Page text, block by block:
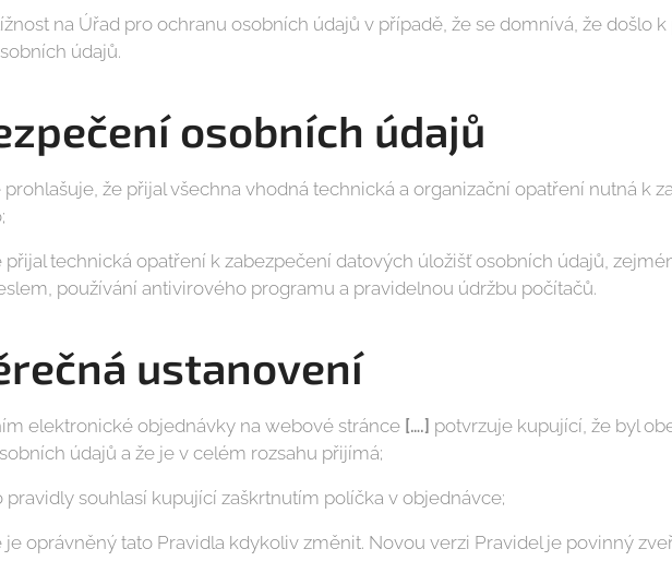
na Úřad pro ochranu osobních údajů v případě, že se domnívá, že došlo
údajů.
osobních údajů
prohlašuje, že přijal všechna vhodná technická a organizační opatření nutná k
přijal technická opatření k zabezpečení datových úložišť osobních údajů,
používání antivirového programu a pravidelnou údržbu počítačů.
ustanovení
elektronické objednávky na webové stránce [….] potvrzuje kupující, že byl
údajů a že je v celém rozsahu přijímá;
pravidly souhlasí kupující zaškrtnutím políčka v objednávce;
je oprávněný tato Pravidla kdykoliv změnit. Novou verzi Pravidel je povinný